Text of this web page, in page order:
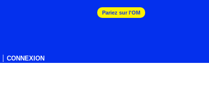
CONNEXION
Pariez sur l'OM